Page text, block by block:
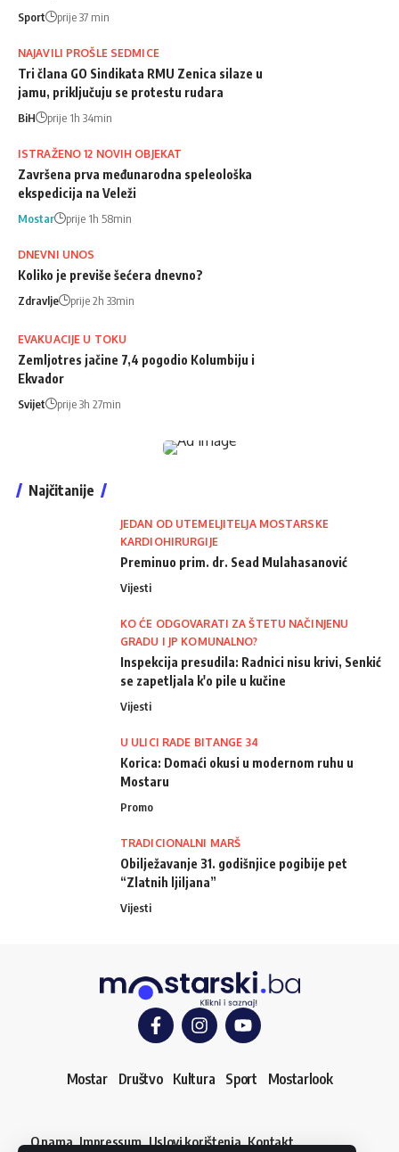
Sport prije 37 min
NAJAVILI PROŠLE SEDMICE
Tri člana GO Sindikata RMU Zenica silaze u
jamu, priključuju se protestu rudara
BiH prije 1h 34min
ISTRAŽENO 12 NOVIH OBJEKAT
Završena prva međunarodna speleološka
ekspedicija na Veleži
Mostar prije 1h 58min
DNEVNI UNOS
Koliko je previše šećera dnevno?
Zdravlje prije 2h 33min
EVAKUACIJE U TOKU
Zemljotres jačine 7,4 pogodio Kolumbiju i
Ekvador
Svijet prije 3h 27min
Najčitanije
JEDAN OD UTEMELJITELJA MOSTARSKE
KARDIOHIRURGIJE
Preminuo prim. dr. Sead Mulahasanović
Vijesti
KO ĆE ODGOVARATI ZA ŠTETU NAČINJENU
GRADU I JP KOMUNALNO?
Inspekcija presudila: Radnici nisu krivi, Senkić
se zapetljala k'o pile u kučine
Vijesti
U ULICI RADE BITANGE 34
Korica: Domaći okusi u modernom ruhu u
Mostaru
Promo
TRADICIONALNI MARŠ
Obilježavanje 31. godišnjice pogibije pet
“Zlatnih ljiljana”
Vijesti
Mostar Društvo Kultura Sport Mostarlook
O nama Impressum Uslovi korištenja Kontakt